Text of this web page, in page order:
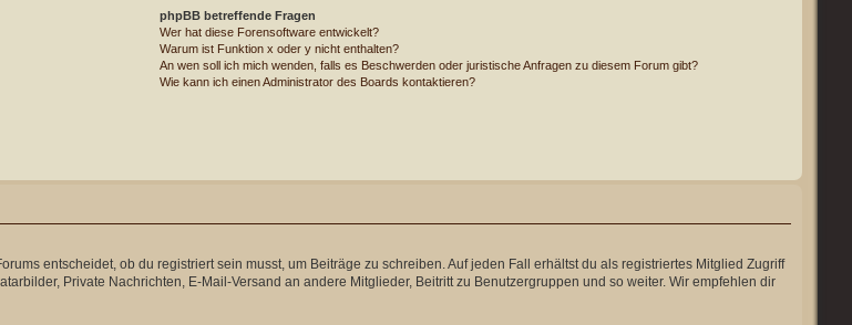
phpBB betreffende Fragen
Wer hat diese Forensoftware entwickelt?
Warum ist Funktion x oder y nicht enthalten?
An wen soll ich mich wenden, falls es Beschwerden oder juristische Anfragen zu diesem Forum gibt?
Wie kann ich einen Administrator des Boards kontaktieren?
entscheidet, ob du registriert sein musst, um Beiträge zu schreiben. Auf jeden Fall erhältst du als registriertes Mitglied Zugriff
Private Nachrichten, E-Mail-Versand an andere Mitglieder, Beitritt zu Benutzergruppen und so weiter. Wir empfehlen dir